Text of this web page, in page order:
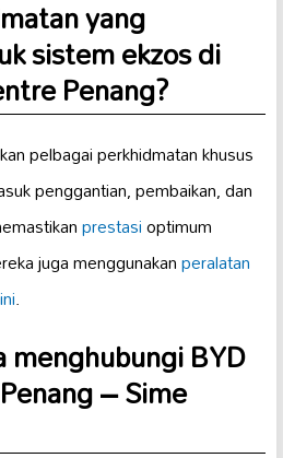
yang
sistem ekzos di
Penang?
pelbagai perkhidmatan khusus
penggantian, pembaikan, dan
prestasioptimum
juga menggunakanperalatan
.
menghubungi BYD
– Sime